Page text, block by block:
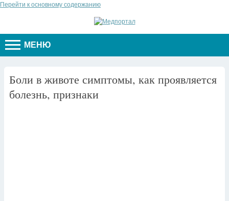
Перейти к основному содержанию
МЕНЮ
Боли в животе симптомы, как проявляется
болезнь, признаки